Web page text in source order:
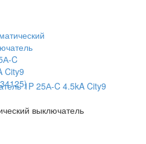
1P 25А-C 4.5kA City9
выключатель